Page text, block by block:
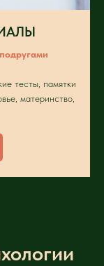
тесты, памятки
материнство,